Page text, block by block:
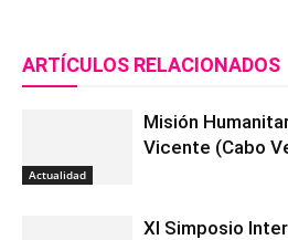
ARTÍCULOS RELACIONADOS
Actualidad
Misión
Vicente (Cabo
XI Simposio